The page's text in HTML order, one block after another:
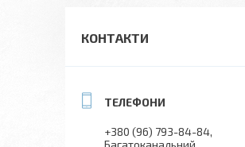
КОНТАКТИ
+380 (96) 793-84-84
Багатоканальний